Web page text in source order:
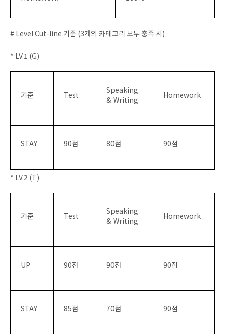
# Level Cut-line 기준 (3개의 카테고리 모두 충족 시)
* LV.1 (G)
기준 Test
Speaking
& Writing
Homework
STAY 90점 80점 90점
* LV.2 (T)
기준 Test
Speaking
& Writing
Homework
UP 90점 90점 90점
STAY 85점 70점 90점